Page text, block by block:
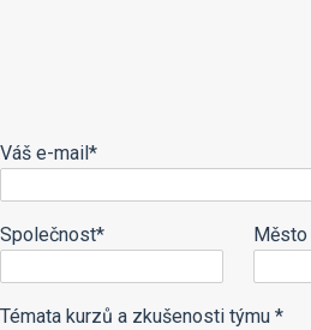
Váš e-mail*
Společnost* Město
Témata kurzů a zkušenosti týmu *